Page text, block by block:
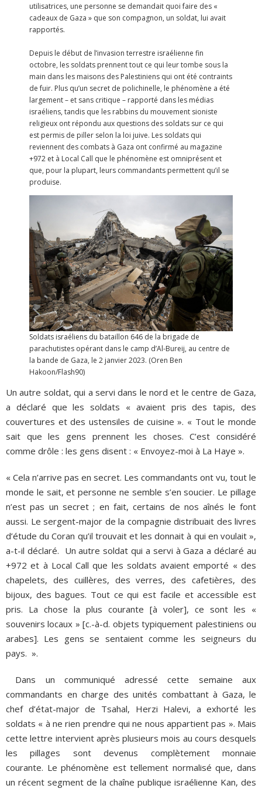
utilisatrices, une personne se demandait quoi faire des «
cadeaux de Gaza » que son compagnon, un soldat, lui avait
rapportés.
Depuis le début de l’invasion terrestre israélienne fin
octobre, les soldats prennent tout ce qui leur tombe sous la
main dans les maisons des Palestiniens qui ont été contraints
de fuir. Plus qu’un secret de polichinelle, le phénomène a été
largement – et sans critique – rapporté dans les médias
israéliens, tandis que les rabbins du mouvement sioniste
religieux ont répondu aux questions des soldats sur ce qui
est permis de piller selon la loi juive. Les soldats qui
reviennent des combats à Gaza ont confirmé au magazine
+972 et à Local Call que le phénomène est omniprésent et
que, pour la plupart, leurs commandants permettent qu’il se
produise.
Soldats israéliens du bataillon 646 de la brigade de
parachutistes opérant dans le camp d’Al-Bureij, au centre de
la bande de Gaza, le 2 janvier 2023. (Oren Ben
Hakoon/Flash90)
Un autre soldat, qui a servi dans le nord et le centre de Gaza,
a déclaré que les soldats « avaient pris des tapis, des
couvertures et des ustensiles de cuisine ». « Tout le monde
sait que les gens prennent les choses. C’est considéré
comme drôle : les gens disent : « Envoyez-moi à La Haye ».
« Cela n’arrive pas en secret. Les commandants ont vu, tout le
monde le sait, et personne ne semble s’en soucier. Le pillage
n’est pas un secret ; en fait, certains de nos aînés le font
aussi. Le sergent-major de la compagnie distribuait des livres
d’étude du Coran qu’il trouvait et les donnait à qui en voulait »,
a-t-il déclaré. Un autre soldat qui a servi à Gaza a déclaré au
+972 et à Local Call que les soldats avaient emporté « des
chapelets, des cuillères, des verres, des cafetières, des
bijoux, des bagues. Tout ce qui est facile et accessible est
pris. La chose la plus courante [à voler], ce sont les «
souvenirs locaux » [c.-à-d. objets typiquement palestiniens ou
arabes]. Les gens se sentaient comme les seigneurs du
pays. ».
Dans un communiqué adressé cette semaine aux
commandants en charge des unités combattant à Gaza, le
chef d’état-major de Tsahal, Herzi Halevi, a exhorté les
soldats « à ne rien prendre qui ne nous appartient pas ». Mais
cette lettre intervient après plusieurs mois au cours desquels
les pillages sont devenus complètement monnaie
courante. Le phénomène est tellement normalisé que, dans
un récent segment de la chaîne publique israélienne Kan, des